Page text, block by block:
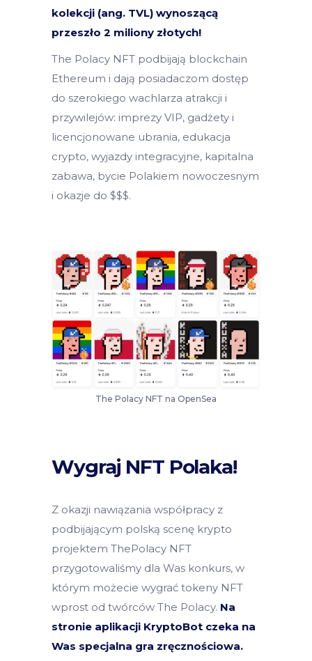
kolekcji (ang. TVL) wynoszącą
przeszło 2 miliony złotych!
The Polacy NFT podbijają blockchain
Ethereum i dają posiadaczom dostęp
do szerokiego wachlarza atrakcji i
przywilejów: imprezy VIP, gadżety i
licencjonowane ubrania, edukacja
crypto, wyjazdy integracyjne, kapitalna
zabawa, bycie Polakiem nowoczesnym
i okazje do $$$.
The Polacy NFT na OpenSea
Wygraj NFT Polaka!
Z okazji nawiązania współpracy z
podbijającym polską scenę krypto
projektem ThePolacy NFT
przygotowaliśmy dla Was konkurs, w
którym możecie wygrać tokeny NFT
wprost od twórców The Polacy. Na
stronie aplikacji KryptoBot czeka na
Was specjalna gra zręcznościowa.